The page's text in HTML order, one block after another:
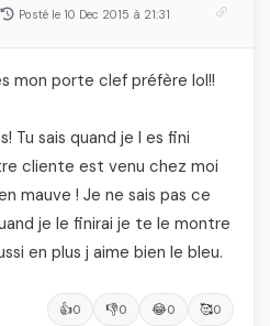
Posté le 10 Dec 2015 à 21:31
mon porte clef préfère lol!!
Tu sais quand je l es fini
cliente est venu chez moi
mauve ! Je ne sais pas ce
je le finirai je te le montre
en plus j aime bien le bleu.
👍0 👎0 😂0 🥰0